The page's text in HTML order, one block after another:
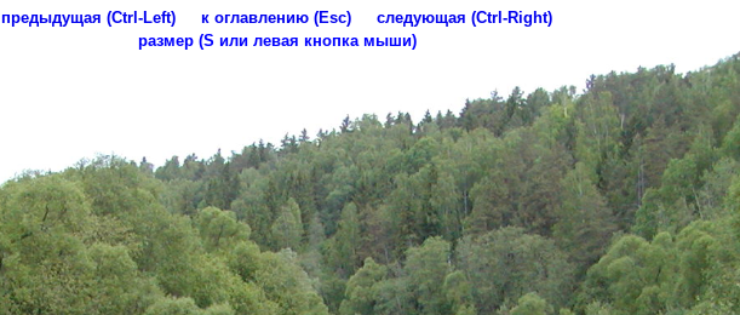
предыдущая (Ctrl-Left) к оглавлению (Esc)
следующая (Ctrl-Right)
размер (S или левая кнопка мыши)